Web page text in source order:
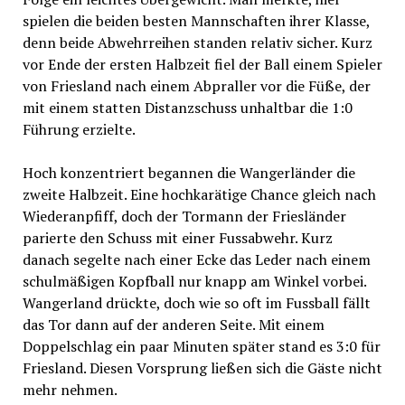
spielen die beiden besten Mannschaften ihrer Klasse,
denn beide Abwehrreihen standen relativ sicher. Kurz
vor Ende der ersten Halbzeit fiel der Ball einem Spieler
von Friesland nach einem Abpraller vor die Füße, der
mit einem statten Distanzschuss unhaltbar die 1:0
Führung erzielte.
Hoch konzentriert begannen die Wangerländer die
zweite Halbzeit. Eine hochkarätige Chance gleich nach
Wiederanpfiff, doch der Tormann der Friesländer
parierte den Schuss mit einer Fussabwehr. Kurz
danach segelte nach einer Ecke das Leder nach einem
schulmäßigen Kopfball nur knapp am Winkel vorbei.
Wangerland drückte, doch wie so oft im Fussball fällt
das Tor dann auf der anderen Seite. Mit einem
Doppelschlag ein paar Minuten später stand es 3:0 für
Friesland. Diesen Vorsprung ließen sich die Gäste nicht
mehr nehmen.